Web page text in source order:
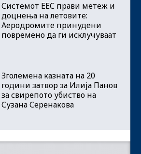
Системот ЕЕС прави метеж и
доцнења на летовите:
Аеродромите принудени
повремено да ги исклучуваат
Зголемена казната на 20
години затвор за Илија Панов
за свирепото убиство на
Сузана Серенакова